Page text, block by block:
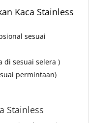
Kaca Stainless
sesuai
sesuai selera )
permintaan)
Stainless